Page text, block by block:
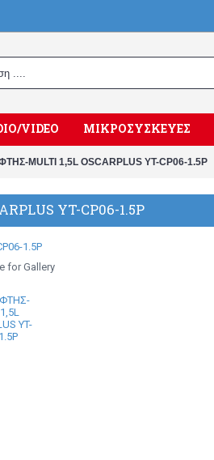
VIDEO ΜΙΚΡΟΣΥΣΚΕΥΕΣ
MULTI 1,5L OSCARPLUS YT-CP06-1.5P
YT-CP06-1.5P
for Gallery